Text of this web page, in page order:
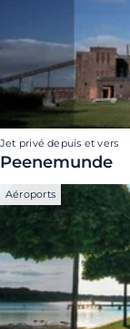
Jet privé depuis et vers
Peenemunde
Aéroports